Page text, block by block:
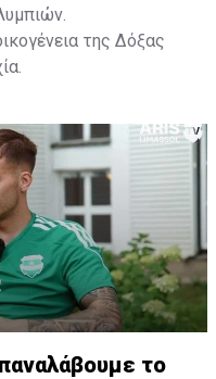
της Δόξας
το